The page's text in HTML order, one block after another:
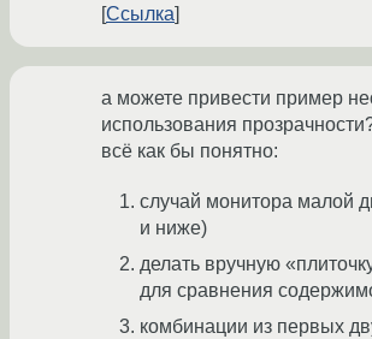
Ссылка
а можете привести пример
использования
всё как бы понятно:
случай монитора малой
и ниже)
делать вручную
для сравнения
комбинации из первых